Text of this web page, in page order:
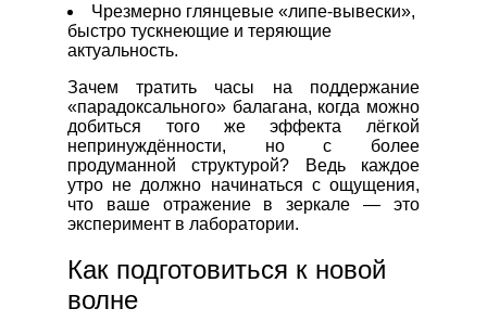
Чрезмерно глянцевые «липе‑вывески»,
быстро тускнеющие и теряющие
актуальность.
Зачем тратить часы на поддержание
«парадоксального» балагана, когда можно
добиться того же эффекта лёгкой
непринуждённости, но с более
продуманной структурой? Ведь каждое
утро не должно начинаться с ощущения,
что ваше отражение в зеркале — это
эксперимент в лаборатории.
Как подготовиться к новой
волне